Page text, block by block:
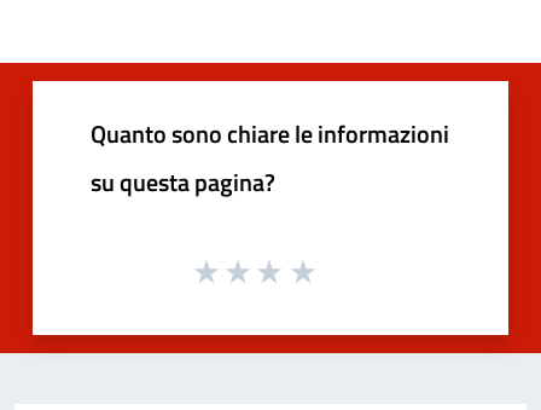
Quanto sono chiare le informazioni
su questa pagina?